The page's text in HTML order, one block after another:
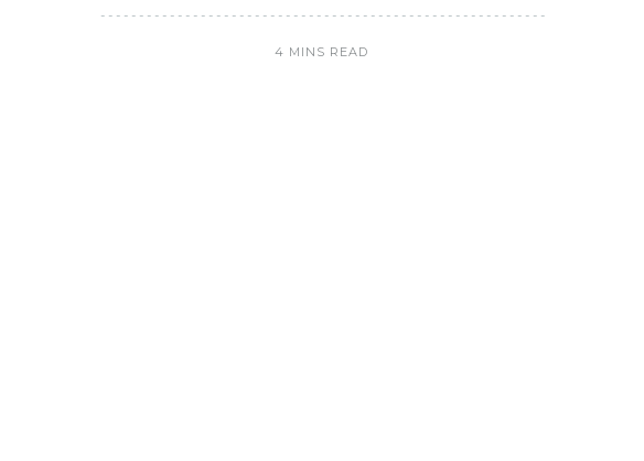
4 MINS READ